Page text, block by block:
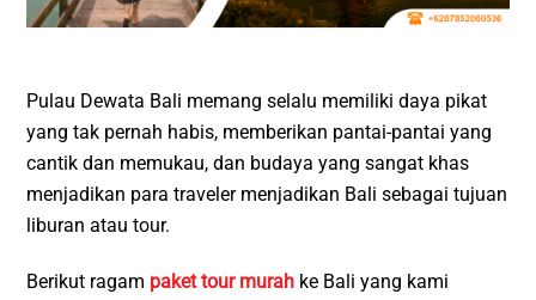
Pulau Dewata Bali memang selalu memiliki daya pikat
yang tak pernah habis, memberikan pantai-pantai yang
cantik dan memukau, dan budaya yang sangat khas
menjadikan para traveler menjadikan Bali sebagai tujuan
liburan atau tour.
Berikut ragam paket tour murah ke Bali yang kami